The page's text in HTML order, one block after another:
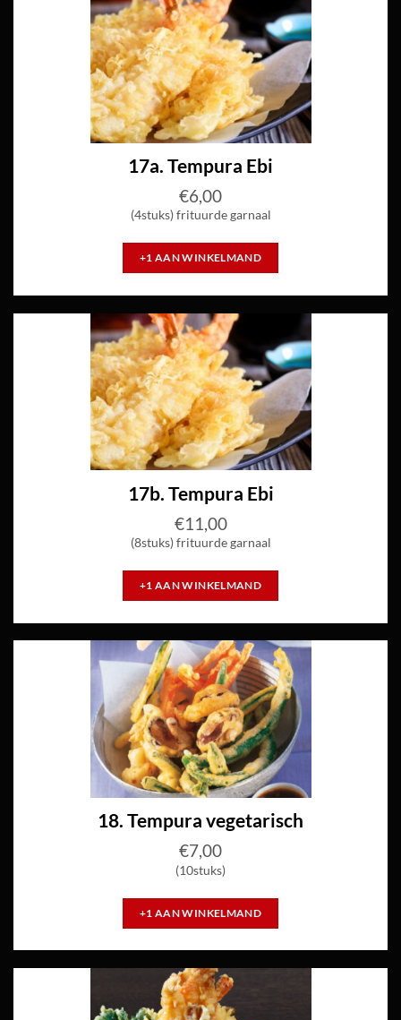
17a. Tempura Ebi
€6,00
(4stuks) frituurde garnaal
+1 AAN WINKELMAND
17b. Tempura Ebi
€11,00
(8stuks) frituurde garnaal
+1 AAN WINKELMAND
18. Tempura vegetarisch
€7,00
(10stuks)
+1 AAN WINKELMAND